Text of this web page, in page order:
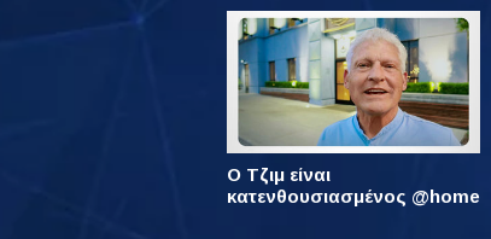
Ο Τζιμ είναι
κατενθουσιασμένος @home